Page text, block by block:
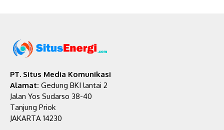
PT. Situs Media Komunikasi
Alamat: Gedung BKI lantai 2
Jalan Yos Sudarso 38-40
Tanjung Priok
JAKARTA 14230